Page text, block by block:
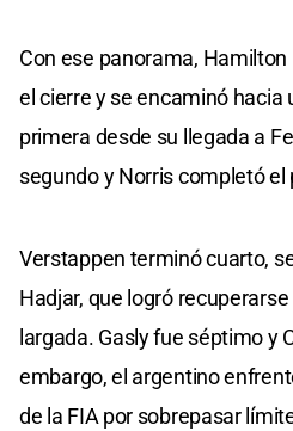
Con ese panorama,
el cierre y se encaminó hacia
primera desde su llegada a
segundo y Norris completó el
Verstappen terminó cuarto,
Hadjar, que logró
largada. Gasly fue séptimo y
embargo, el argentino
de la FIA por sobrepasar